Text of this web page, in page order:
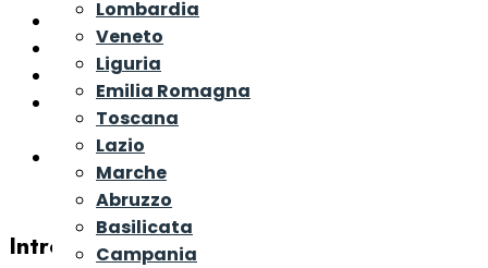
Lombardia
Veneto
Liguria
Emilia Romagna
Toscana
Lazio
Marche
Abruzzo
Basilicata
Campania
La mancanza di sonno in uno studio del 1959
Stanchezza ed emotività
Via dal Las Vegas!
Come la mancanza di sonno incide sul cervello: i
suoi effetti sulla capacità di imparare
Conclusioni sulla mancanza di sonno
Introduzione